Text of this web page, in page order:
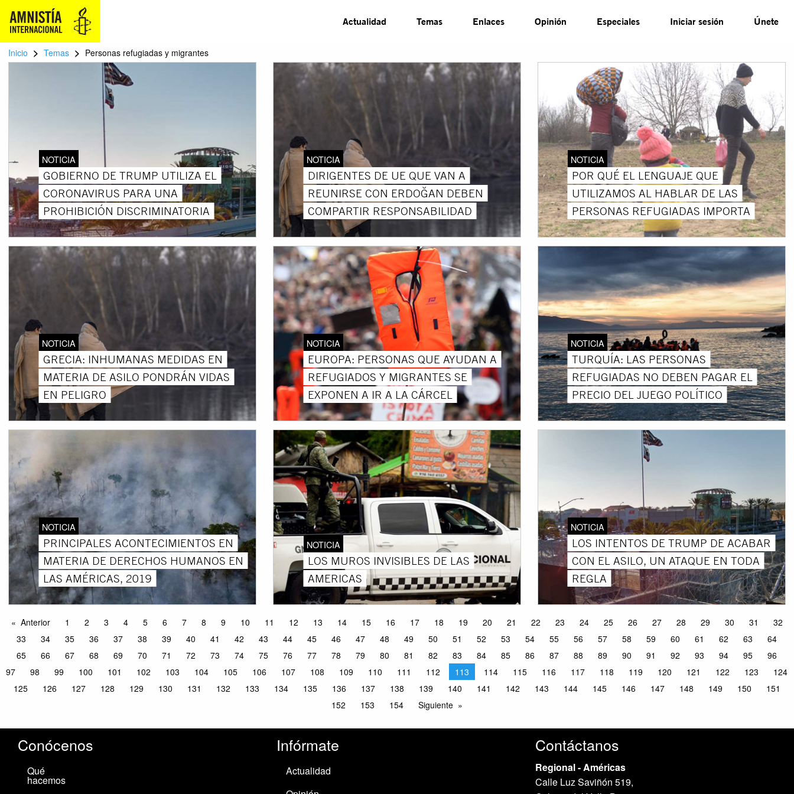
Actualidad Temas Enlaces Opinión Especiales Iniciar sesión Únete
Inicio > Temas > Personas refugiadas y migrantes
NOTICIA
GOBIERNO DE TRUMP UTILIZA EL
CORONAVIRUS PARA UNA
PROHIBICIÓN DISCRIMINATORIA
NOTICIA
DIRIGENTES DE UE QUE VAN A
REUNIRSE CON ERDOĞAN DEBEN
COMPARTIR RESPONSABILIDAD
NOTICIA
POR QUÉ EL LENGUAJE QUE
UTILIZAMOS AL HABLAR DE LAS
PERSONAS REFUGIADAS IMPORTA
NOTICIA
GRECIA: INHUMANAS MEDIDAS EN
MATERIA DE ASILO PONDRÁN VIDAS
EN PELIGRO
NOTICIA
EUROPA: PERSONAS QUE AYUDAN A
REFUGIADOS Y MIGRANTES SE
EXPONEN A IR A LA CÁRCEL
NOTICIA
TURQUÍA: LAS PERSONAS
REFUGIADAS NO DEBEN PAGAR EL
PRECIO DEL JUEGO POLÍTICO
NOTICIA
PRINCIPALES ACONTECIMIENTOS EN
MATERIA DE DERECHOS HUMANOS EN
LAS AMÉRICAS, 2019
NOTICIA
LOS MUROS INVISIBLES DE LAS
AMERICAS
NOTICIA
LOS INTENTOS DE TRUMP DE ACABAR
CON EL ASILO, UN ATAQUE EN TODA
REGLA
Anterior 1 2 3 4 5 6 7 8 9 10 11 12 13 14 15 16 17 18 19 20 21 22 23 24 25 26 27 28 29 30 31
32
33
34 35 36 37 38 39 40 41 42 43 44 45 46 47 48 49 50 51 52 53 54 55 56 57 58 59 60 61 62 63
64
65
66 67 68 69 70 71 72 73 74 75 76 77 78 79 80 81 82 83 84 85 86 87 88 89 90 91 92 93 94 95
96
97
98 99 100 101 102 103 104 105 106 107 108 109 110 111 112 113 114 115 116 117 118 119 120 121 122 123
124
125
126 127 128 129 130 131 132 133 134 135 136 137 138 139 140 141 142 143 144 145 146 147 148 149 150
151
152
153 154 Siguiente
Conócenos
Qué
hacemos
Infórmate
Actualidad
Contáctanos
Regional - Américas
Calle Luz Saviñón 519,